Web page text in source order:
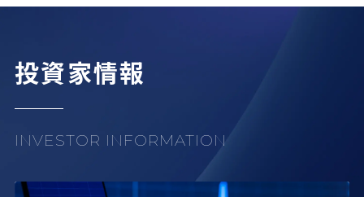
投資家情報
INVESTOR INFORMATION